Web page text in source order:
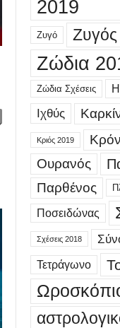
2019
Ζυγό Ζυγός
Ζώδια
Ζώδια Σχέσεις
Ιχθύς
Κριός 2019
Ουρανός
Παρθένος
Ποσειδώνας
Σχέσεις 2018
Τετράγωνο